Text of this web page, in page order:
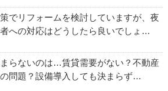
でリフォームを検討していますが、夜
への対応はどうしたら良いでしょ…
らないのは…賃貸需要がない？不動産
問題？設備導入しても決まらず…